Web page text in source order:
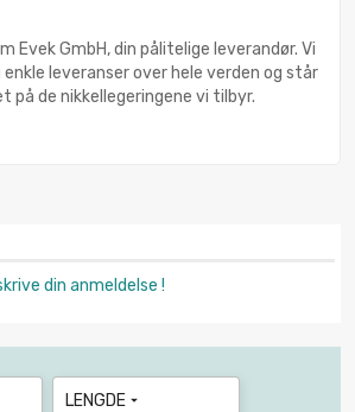
Evek GmbH, din pålitelige leverandør. Vi
leveranser over hele verden og står
på de nikkellegeringene vi tilbyr.
din anmeldelse !
LENGDE 